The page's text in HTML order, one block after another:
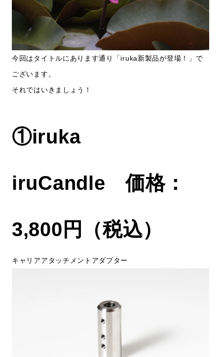
今回はタイトルにあります通り「iruka新製品が登場！」で
ございます。
それではいきましょう！
①iruka
iruCandle 価格：
3,800円（税込）
キャリアアタッチメントアダプター